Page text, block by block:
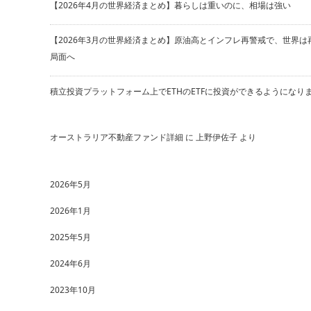
【2026年4月の世界経済まとめ】暮らしは重いのに、相場は強い
【2026年3月の世界経済まとめ】原油高とインフレ再警戒で、世界は
局面へ
積立投資プラットフォーム上でETHのETFに投資ができるようになりま
オーストラリア不動産ファンド詳細 に 上野伊佐子 より
2026年5月
2026年1月
2025年5月
2024年6月
2023年10月